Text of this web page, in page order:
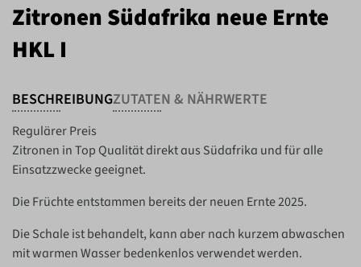
Zitronen Südafrika neue Ernte
HKL I
BESCHREIBUNGZUTATEN & NÄHRWERTE
Regulärer Preis
Zitronen in Top Qualität direkt aus Südafrika und für alle
Einsatzzwecke geeignet.
Die Früchte entstammen bereits der neuen Ernte 2025.
Die Schale ist behandelt, kann aber nach kurzem abwaschen
mit warmen Wasser bedenkenlos verwendet werden.